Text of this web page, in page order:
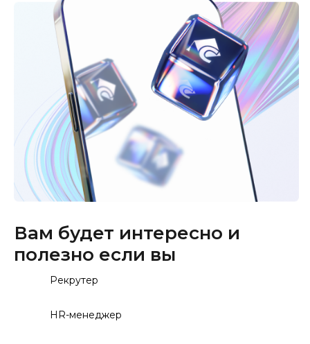
Вам будет интересно и
полезно если вы
Рекрутер
HR-менеджер